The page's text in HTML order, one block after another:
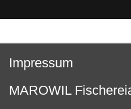
Impressum
MAROWIL